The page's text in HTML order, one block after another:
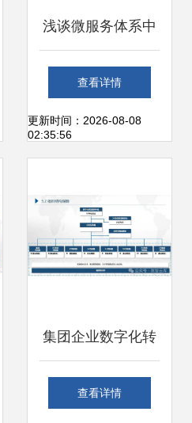
浅谈微服务体系中
的分层设计与领域
划分
查看详情
更新时间：2026-08-08
02:35:56
集团企业数字化转
型蓝图规划及顶层
查看详情